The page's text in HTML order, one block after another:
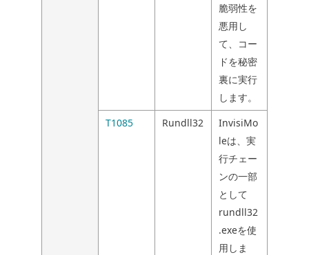
脆弱性を
悪用し
て、コー
ドを秘密
裏に実行
します。
T1085
Rundll32
InvisiMo
leは、実
行チェー
ンの一部
として
rundll32
.exeを使
用しま